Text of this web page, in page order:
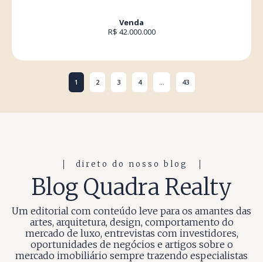
Venda
R$ 42.000.000
1 2 3 4 ... 43
direto do nosso blog
Blog Quadra Realty
Um editorial com conteúdo leve para os amantes das
artes, arquitetura, design, comportamento do
mercado de luxo, entrevistas com investidores,
oportunidades de negócios e artigos sobre o
mercado imobiliário sempre trazendo especialistas